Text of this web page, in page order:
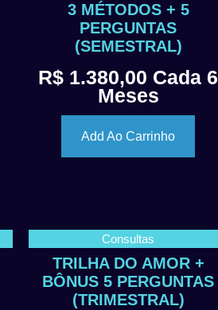
3 MÉTODOS + 5
PERGUNTAS
(SEMESTRAL)
R$ 1.380,00 Cada 6
Meses
Add Ao Carrinho
Consultas
TRILHA DO AMOR +
BÔNUS 5 PERGUNTAS
(TRIMESTRAL)